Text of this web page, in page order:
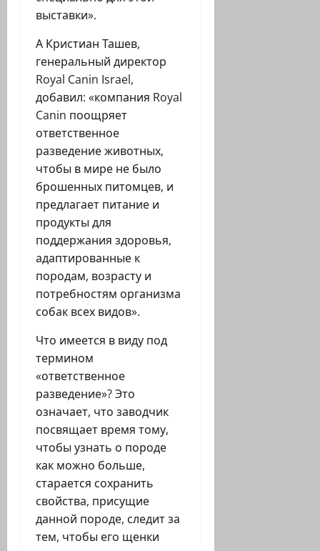
выставки».
А Кристиан Ташев,
генеральный директор
Royal Canin Israel,
добавил: «компания Royal
Canin поощряет
ответственное
разведение животных,
чтобы в мире не было
брошенных питомцев, и
предлагает питание и
продукты для
поддержания здоровья,
адаптированные к
породам, возрасту и
потребностям организма
собак всех видов».
Что имеется в виду под
термином
«ответственное
разведение»? Это
означает, что заводчик
посвящает время тому,
чтобы узнать о породе
как можно больше,
старается сохранить
свойства, присущие
данной породе, следит за
тем, чтобы его щенки